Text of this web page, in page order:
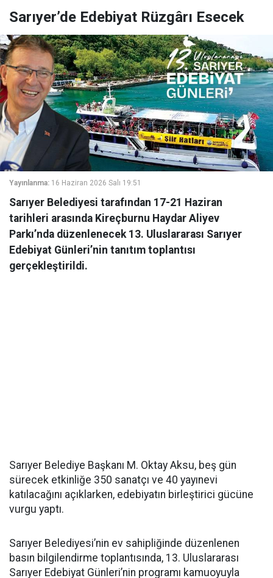
Sarıyer’de Edebiyat Rüzgârı Esecek
Yayınlanma: 16 Haziran 2026 Salı 19:51
Sarıyer Belediyesi tarafından 17-21 Haziran
tarihleri arasında Kireçburnu Haydar Aliyev
Parkı’nda düzenlenecek 13. Uluslararası Sarıyer
Edebiyat Günleri’nin tanıtım toplantısı
gerçekleştirildi.
Sarıyer Belediye Başkanı M. Oktay Aksu, beş gün
sürecek etkinliğe 350 sanatçı ve 40 yayınevi
katılacağını açıklarken, edebiyatın birleştirici gücüne
vurgu yaptı.
Sarıyer Belediyesi’nin ev sahipliğinde düzenlenen
basın bilgilendirme toplantısında, 13. Uluslararası
Sarıyer Edebiyat Günleri’nin programı kamuoyuyla